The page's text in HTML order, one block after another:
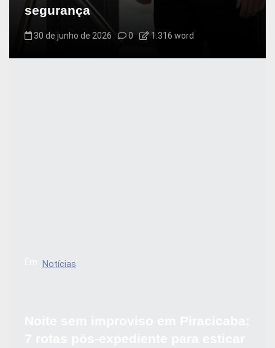
segurança
30 de junho de 2026 0 1.316 word
Notícias